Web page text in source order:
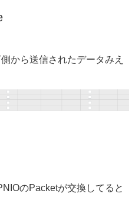
から送信されたデータみえ
のPacketが交換してると